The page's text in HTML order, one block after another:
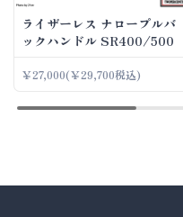
ライザーレス ナロープルバ
ックハンドル SR400/500
￥27,000(￥29,700税込)